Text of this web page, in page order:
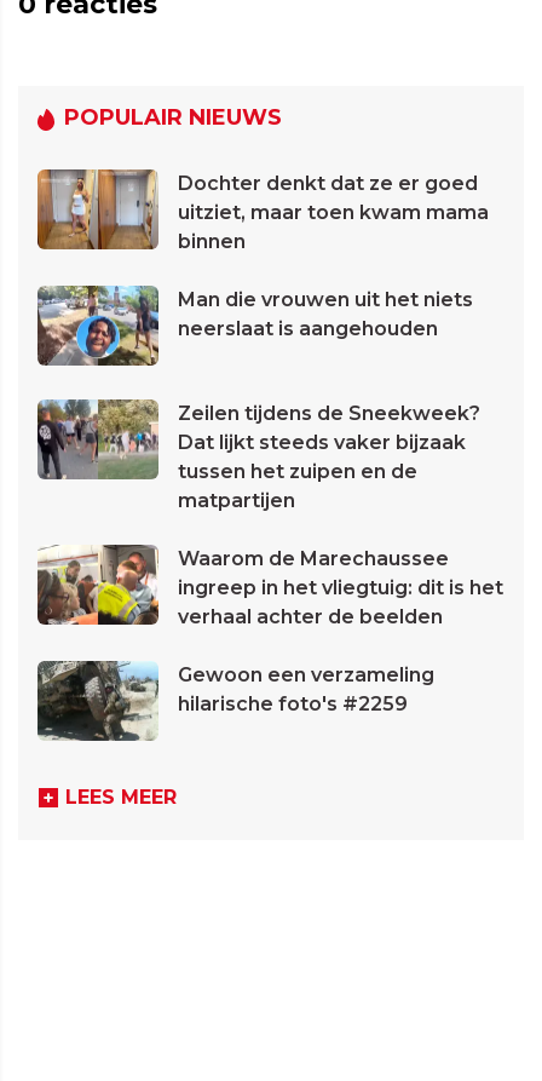
POPULAIR NIEUWS
Dochter denkt dat ze er goed
uitziet, maar toen kwam mama
binnen
Man die vrouwen uit het niets
neerslaat is aangehouden
Zeilen tijdens de Sneekweek?
Dat lijkt steeds vaker bijzaak
tussen het zuipen en de
matpartijen
Waarom de Marechaussee
ingreep in het vliegtuig: dit is het
verhaal achter de beelden
Gewoon een verzameling
hilarische foto's #2259
LEES MEER